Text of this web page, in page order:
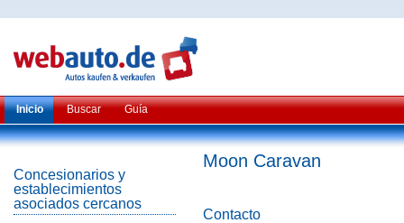
Inicio Buscar Guía
Concesionarios y
establecimientos
asociados cercanos
Moon Caravan
Contacto